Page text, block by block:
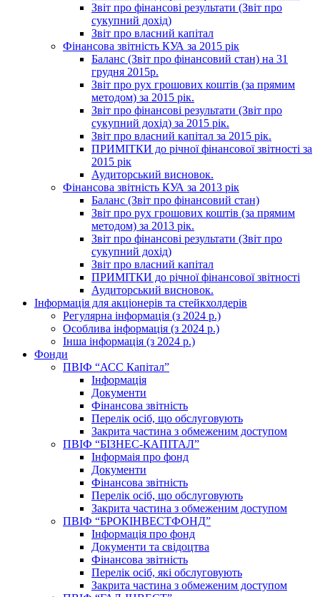
Звіт про фінансові результати (Звіт про
сукупний дохід)
Звіт про власний капітал
Фінансова звітність КУА за 2015 рік
Баланс (Звіт про фінансовий стан) на 31
грудня 2015р.
Звіт про рух грошових коштів (за прямим
методом) за 2015 рік.
Звіт про фінансові результати (Звіт про
сукупний дохід) за 2015 рік.
Звіт про власний капітал за 2015 рік.
ПРИМІТКИ до річної фінансової звітності за
2015 рік
Аудиторський висновок.
Фінансова звітність КУА за 2013 рік
Баланс (Звіт про фінансовий стан)
Звіт про рух грошових коштів (за прямим
методом) за 2013 рік.
Звіт про фінансові результати (Звіт про
сукупний дохід)
Звіт про власний капітал
ПРИМІТКИ до річної фінансової звітності
Аудиторський висновок.
Інформація для акціонерів та стейкхолдерів
Регулярна інформація (з 2024 р.)
Особлива інформація (з 2024 р.)
Інша інформація (з 2024 р.)
Фонди
ПВІФ “АСС Капітал”
Інформація
Документи
Фінансова звітність
Перелік осіб, що обслуговують
Закрита частина з обмеженим доступом
ПВІФ “БІЗНЕС-КАПІТАЛ”
Інформаія про фонд
Документи
Фінансова звітність
Перелік осіб, що обслуговують
Закрита частина з обмеженим доступом
ПВІФ “БРОКІНВЕСТФОНД”
Інформація про фонд
Документи та свідоцтва
Фінансова звітність
Перелік осіб, які обслуговують
Закрита частина з обмеженим доступом